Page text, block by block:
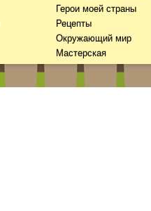
Герои моей страны
Рецепты
Окружающий мир
Мастерская